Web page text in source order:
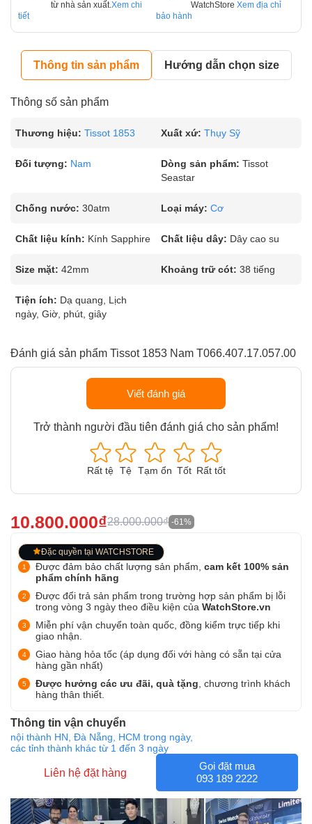
từ nhà sản xuất. Xem chi
tiết
WatchStore Xem địa chỉ
bảo hành
Thông tin sản phẩm Hướng dẫn chọn size
Thông số sản phẩm
Thương hiệu: Tissot 1853 Xuất xứ: Thụy Sỹ
Đối tượng: Nam Dòng sản phẩm: Tissot
Seastar
Chống nước: 30atm Loại máy: Cơ
Chất liệu kính: Kính Sapphire Chất liệu dây: Dây cao su
Size mặt: 42mm Khoảng trữ cót: 38 tiếng
Tiện ích: Dạ quang, Lịch
ngày, Giờ, phút, giây
Đánh giá sản phẩm Tissot 1853 Nam T066.407.17.057.00
Viết đánh giá
Trở thành người đầu tiên đánh giá cho sản phẩm!
Rất tệ Tệ Tạm ổn Tốt Rất tốt
10.800.000₫28.000.000₫ -61%
Đặc quyền tại WATCHSTORE
Được đảm bảo chất lượng sản phẩm, cam kết 100% sản
phẩm chính hãng
Được đổi trả sản phẩm trong trường hợp sản phẩm bị lỗi
trong vòng 3 ngày theo điều kiện của WatchStore.vn
Miễn phí vận chuyển toàn quốc, đồng kiểm trực tiếp khi
giao nhận.
Giao hàng hỏa tốc (áp dụng đối với hàng có sẵn tại cửa
hàng gần nhất)
Được hưởng các ưu đãi, quà tặng , chương trình khách
hàng thân thiết.
Thông tin vận chuyển
nội thành HN, Đà Nẵng, HCM trong ngày,
các tỉnh thành khác từ 1 đến 3 ngày
Liên hệ đặt hàng
Gọi đặt mua
093 189 2222